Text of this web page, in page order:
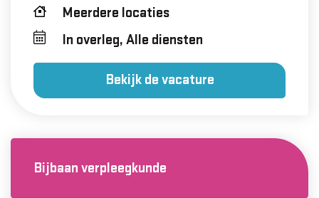
Meerdere locaties
In overleg, Alle diensten
Bekijk de vacature
Bijbaan verpleegkunde